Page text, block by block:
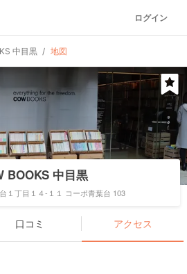
ログイン
中目黒 地図
BOOKS 中目黒
１丁目１４-１１ コーポ青葉台 103
口コミ アクセス